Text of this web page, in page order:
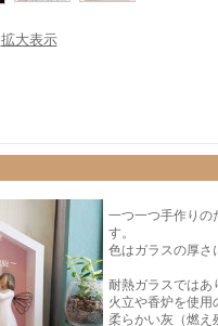
拡大表示
一つ一つ手作りの
す。
色はガラスの厚さ
耐熱ガラスではあ
火立や香炉を使用
柔らかい灰（燃え